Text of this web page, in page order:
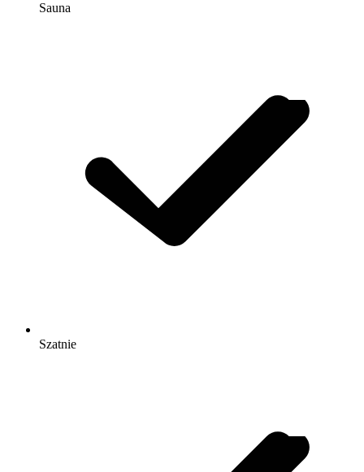
Sauna
Szatnie